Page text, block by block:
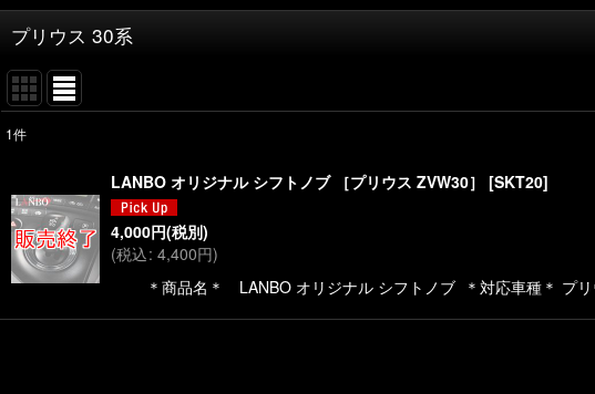
プリウス 30系
並び順:
1件
LANBO オリジナル シフトノブ ［プリウス ZVW30］ [SKT20]
4,000円(税別)
(税込: 4,400円)
＊商品名＊ LANBO オリジナル シフトノブ ＊対応車種＊ プ